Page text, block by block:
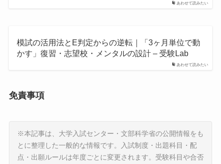
あわせて読みたい
あわせて読みたい
模試の活用法とE判定からの逆転｜「3ヶ月単位で動
かす」復習・志望校・メンタルの設計 – 受験Lab
免責事項
※本記事は、大学入試センター・文部科学省の公開情報をも
とに整理した一般的な情報です。入試制度・出題科目・配
点・出願ルールは年度ごとに変更されます。受験科目や合否